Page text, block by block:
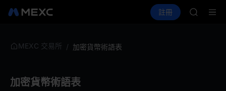
SPCX 理財 活
註冊
SKYAI
MEXC 交易所 / 加密貨幣術語表
加密貨幣術語表